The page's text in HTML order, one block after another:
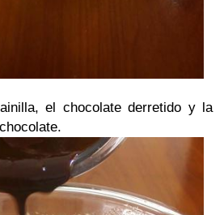
el chocolate derretido y la